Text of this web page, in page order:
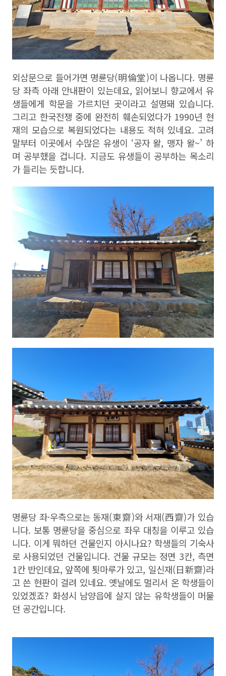
외삼문으로 들어가면 명륜당(明倫堂)이 나옵니다. 명륜
당 좌측 아래 안내판이 있는데요, 읽어보니 향교에서 유
생들에게 학문을 가르치던 곳이라고 설명돼 있습니다.
그리고 한국전쟁 중에 완전히 훼손되었다가 1990년 현
재의 모습으로 복원되었다는 내용도 적혀 있네요. 고려
말부터 이곳에서 수많은 유생이 ‘공자 왈, 맹자 왈~’ 하
며 공부했을 겁니다. 지금도 유생들이 공부하는 목소리
가 들리는 듯합니다.
명륜당 좌·우측으로는 동재(東齋)와 서재(西齋)가 있습
니다. 보통 명륜당을 중심으로 좌우 대칭을 이루고 있습
니다. 이게 뭐하던 건물인지 아시나요? 학생들의 기숙사
로 사용되었던 건물입니다. 건물 규모는 정면 3칸, 측면
1칸 반인데요, 앞쪽에 툇마루가 있고, 일신재(日新齋)라
고 쓴 현판이 걸려 있네요. 옛날에도 멀리서 온 학생들이
있었겠죠? 화성시 남양읍에 살지 않는 유학생들이 머물
던 공간입니다.